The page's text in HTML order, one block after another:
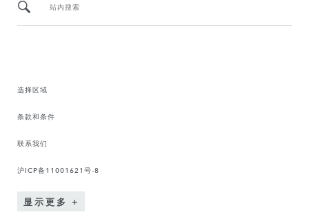
站内搜索
选择区域
条款和条件
联系我们
沪ICP备11001621号-8
显示更多